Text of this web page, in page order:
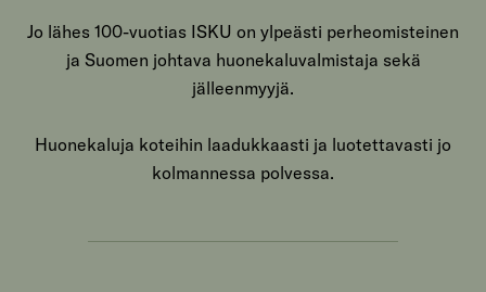
Jo lähes 100-vuotias ISKU on ylpeästi perheomisteinen
ja Suomen johtava huonekaluvalmistaja sekä
jälleenmyyjä.
Huonekaluja koteihin laadukkaasti ja luotettavasti jo
kolmannessa polvessa.